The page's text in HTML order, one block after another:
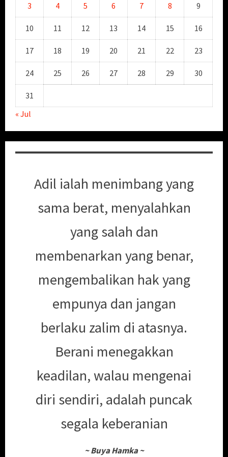
3 4 5 6 7 8 9
10 11 12 13 14 15 16
17 18 19 20 21 22 23
24 25 26 27 28 29 30
31
« Jul
Adil ialah menimbang yang
sama berat, menyalahkan
yang salah dan
membenarkan yang benar,
mengembalikan hak yang
empunya dan jangan
berlaku zalim di atasnya.
Berani menegakkan
keadilan, walau mengenai
diri sendiri, adalah puncak
segala keberanian
~ Buya Hamka ~